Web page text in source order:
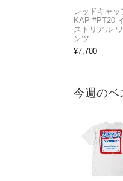
レッドキャッ
KAP #PT20
ストリアル
ンツ
¥7,700
今週のベ